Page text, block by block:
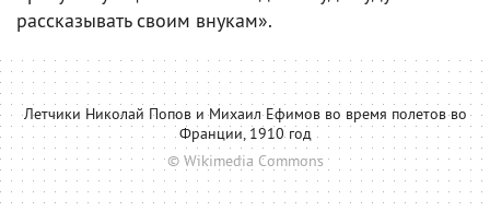
рассказывать своим внукам».
Летчики Николай Попов и Михаил Ефимов во время полетов во
Франции, 1910 год
© Wikimedia Commons